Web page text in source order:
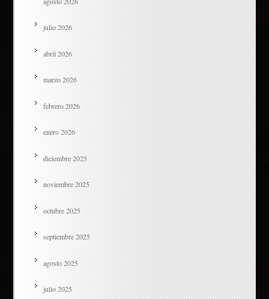
julio 2026
abril 2026
marzo 2026
febrero 2026
enero 2026
diciembre 2025
noviembre 2025
octubre 2025
septiembre 2025
agosto 2025
julio 2025